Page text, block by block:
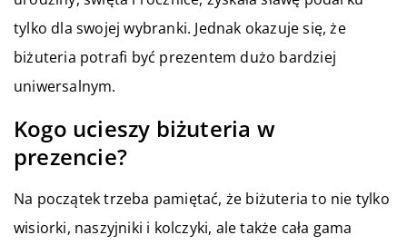
tylko dla swojej wybranki. Jednak okazuje się, że
biżuteria potrafi być prezentem dużo bardziej
uniwersalnym.
Kogo ucieszy biżuteria w
prezencie?
Na początek trzeba pamiętać, że biżuteria to nie tylko
wisiorki, naszyjniki i kolczyki, ale także cała gama